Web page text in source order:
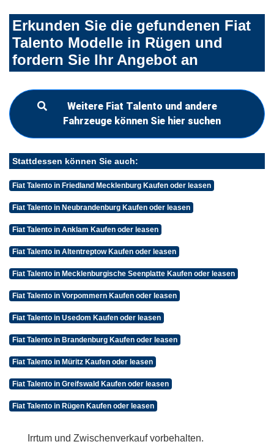
Erkunden Sie die gefundenen Fiat
Talento Modelle in Rügen und
fordern Sie Ihr Angebot an
Weitere Fiat Talento und andere
Fahrzeuge können Sie hier suchen
Stattdessen können Sie auch:
Fiat Talento in Friedland Mecklenburg Kaufen oder leasen
Fiat Talento in Neubrandenburg Kaufen oder leasen
Fiat Talento in Anklam Kaufen oder leasen
Fiat Talento in Altentreptow Kaufen oder leasen
Fiat Talento in Mecklenburgische Seenplatte Kaufen oder leasen
Fiat Talento in Vorpommern Kaufen oder leasen
Fiat Talento in Usedom Kaufen oder leasen
Fiat Talento in Brandenburg Kaufen oder leasen
Fiat Talento in Müritz Kaufen oder leasen
Fiat Talento in Greifswald Kaufen oder leasen
Fiat Talento in Rügen Kaufen oder leasen
Irrtum und Zwischenverkauf vorbehalten.